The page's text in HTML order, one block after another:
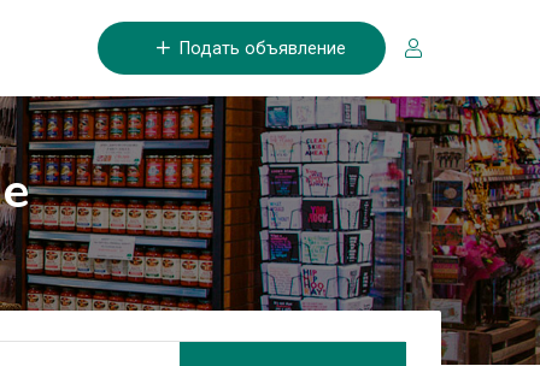
Подать объявление